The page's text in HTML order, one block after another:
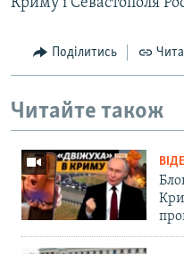
Криму і Севастополя
Поділитись
Читайте також